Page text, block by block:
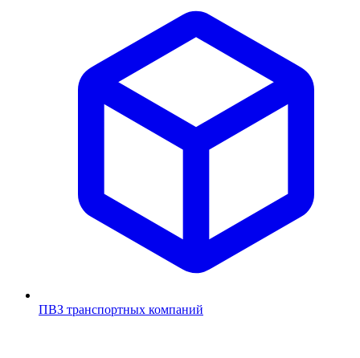
ПВЗ транспортных компаний